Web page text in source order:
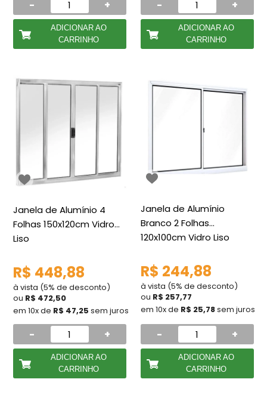
- +
ADICIONAR AO
CARRINHO
- +
ADICIONAR AO
CARRINHO
Janela de Alumínio 4
Folhas 150x120cm Vidro
Liso
R$ 448,88
à vista (5% de desconto)
ou R$ 472,50
em 10x de R$ 47,25 sem juros
- +
ADICIONAR AO
CARRINHO
Janela de Alumínio
Branco 2 Folhas
120x100cm Vidro Liso
R$ 244,88
à vista (5% de desconto)
ou R$ 257,77
em 10x de R$ 25,78sem juros
- +
ADICIONAR AO
CARRINHO